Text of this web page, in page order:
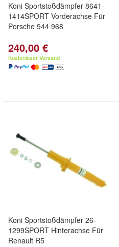
Koni Sportstoßdämpfer 8641-
1414SPORT Vorderachse Für
Porsche 944 968
240,00 €
Kostenloser Versand
Koni Sportstoßdämpfer 26-
1299SPORT Hinterachse Für
Renault R5